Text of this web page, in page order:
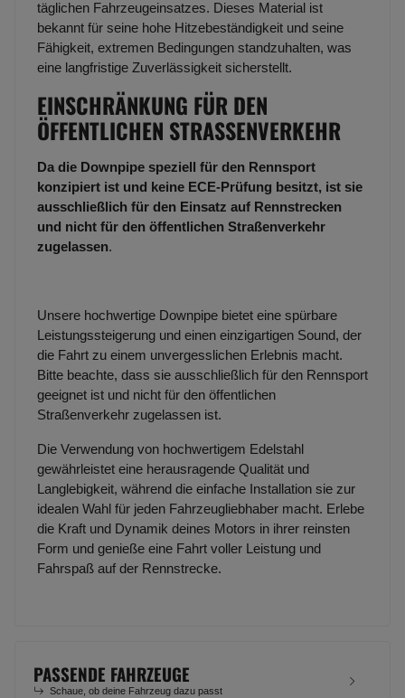
täglichen Fahrzeugeinsatzes. Dieses Material ist
bekannt für seine hohe Hitzebeständigkeit und seine
Fähigkeit, extremen Bedingungen standzuhalten, was
eine langfristige Zuverlässigkeit sicherstellt.
EINSCHRÄNKUNG FÜR DEN
ÖFFENTLICHEN STRASSENVERKEHR
Da die Downpipe speziell für den Rennsport
konzipiert ist und keine ECE-Prüfung besitzt, ist sie
ausschließlich für den Einsatz auf Rennstrecken
und nicht für den öffentlichen Straßenverkehr
zugelassen.
Unsere hochwertige Downpipe bietet eine spürbare
Leistungssteigerung und einen einzigartigen Sound, der
die Fahrt zu einem unvergesslichen Erlebnis macht.
Bitte beachte, dass sie ausschließlich für den Rennsport
geeignet ist und nicht für den öffentlichen
Straßenverkehr zugelassen ist.
Die Verwendung von hochwertigem Edelstahl
gewährleistet eine herausragende Qualität und
Langlebigkeit, während die einfache Installation sie zur
idealen Wahl für jeden Fahrzeugliebhaber macht. Erlebe
die Kraft und Dynamik deines Motors in ihrer reinsten
Form und genieße eine Fahrt voller Leistung und
Fahrspaß auf der Rennstrecke.
PASSENDE FAHRZEUGE
Schaue, ob deine Fahrzeug dazu passt